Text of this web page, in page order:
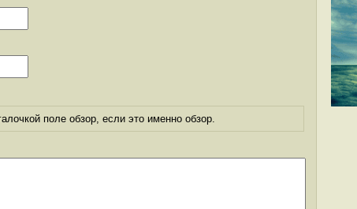
поле обзор, если это именно обзор.